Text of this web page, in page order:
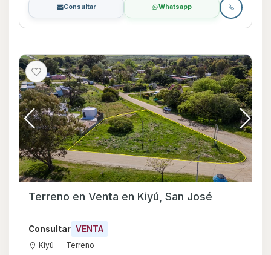
Consultar Whatsapp
Terreno en Venta en Kiyú, San José
Consultar VENTA
Kiyú Terreno